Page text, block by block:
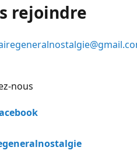
rejoindre
nous